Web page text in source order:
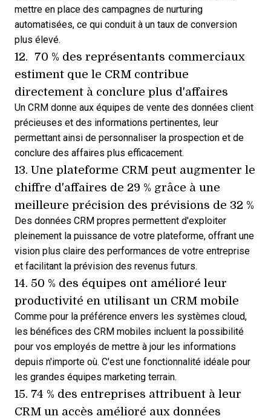
mettre en place des campagnes de nurturing
automatisées, ce qui conduit à un taux de conversion
plus élevé.
12. 70 % des représentants commerciaux
estiment que le CRM contribue
directement à conclure plus d'affaires
Un CRM donne aux équipes de vente des données client
précieuses et des informations pertinentes, leur
permettant ainsi de personnaliser la prospection et de
conclure des affaires plus efficacement.
13. Une plateforme CRM peut augmenter le
chiffre d'affaires de 29 % grâce à une
meilleure précision des prévisions de 32 %
Des données CRM propres permettent d'exploiter
pleinement la puissance de votre plateforme, offrant une
vision plus claire des performances de votre entreprise
et facilitant la prévision des revenus futurs.
14. 50 % des équipes ont amélioré leur
productivité en utilisant un CRM mobile
Comme pour la préférence envers les systèmes cloud,
les bénéfices des CRM mobiles incluent la possibilité
pour vos employés de mettre à jour les informations
depuis n'importe où. C'est une fonctionnalité idéale pour
les grandes équipes marketing terrain.
15. 74 % des entreprises attribuent à leur
CRM un accès amélioré aux données